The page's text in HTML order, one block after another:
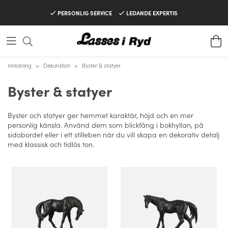
PERSONLIG SERVICE LEDANDE EXPERTIS
Inredning > Dekoration > Byster & statyer
Byster & statyer
Byster och statyer ger hemmet karaktär, höjd och en mer
personlig känsla. Använd dem som blickfång i bokhyllan, på
sidobordet eller i ett stilleben när du vill skapa en dekorativ detalj
med klassisk och tidlös ton.